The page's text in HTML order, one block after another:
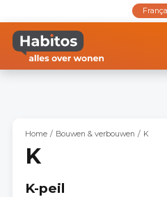
naar
inhoud
gaan
Home Bouwen & verbouwen K
K
K-peil